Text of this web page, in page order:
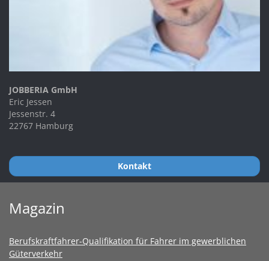
JOBBERIA GmbH
Eric Jessen
Jessenstr. 4
22767 Hamburg
Kontakt
Magazin
Berufskraftfahrer-Qualifikation für Fahrer im gewerblichen
Güterverkehr